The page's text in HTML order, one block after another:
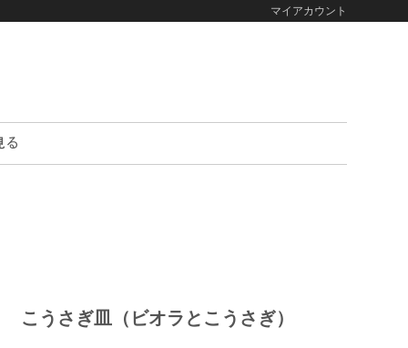
マイアカウント
こうさぎ皿（ビオラとこうさぎ）